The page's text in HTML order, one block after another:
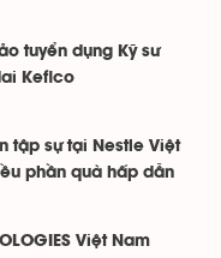
tuyển dụng Kỹ sư
Kefico
tập sự tại Nestle Việt
phần quà hấp dẫn
Việt Nam